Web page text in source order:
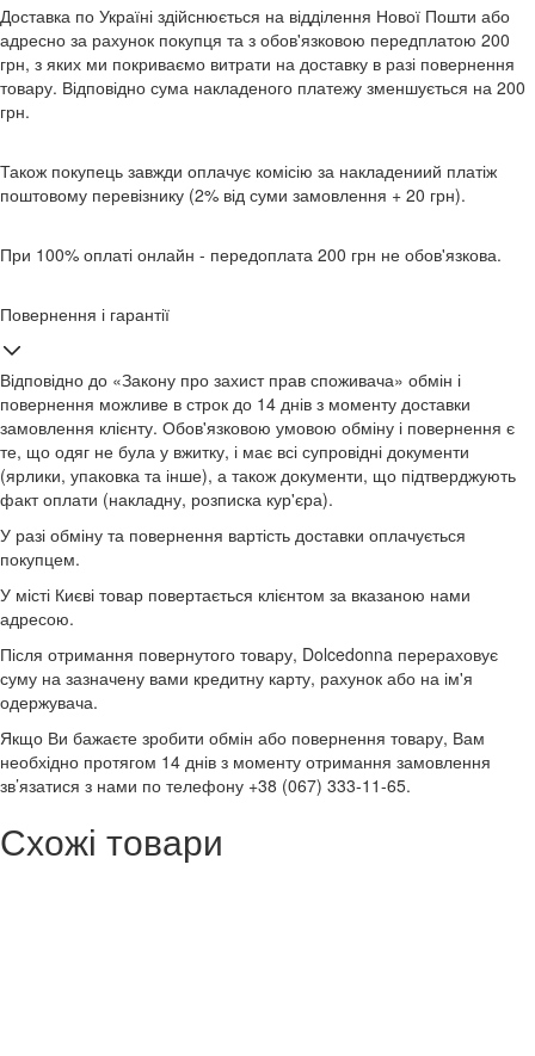
Доставка по Україні здійснюється на відділення Нової Пошти або
адресно за рахунок покупця та з обов'язковою передплатою 200
грн, з яких ми покриваємо витрати на доставку в разі повернення
товару. Відповідно сума накладеного платежу зменшується на 200
грн.
Також покупець завжди оплачує комісію за накладениий платіж
поштовому перевізнику (2% від суми замовлення + 20 грн).
При 100% оплаті онлайн - передоплата 200 грн не обов'язкова.
Повернення і гарантії
Відповідно до «Закону про захист прав споживача» обмін і
повернення можливе в строк до 14 днів з моменту доставки
замовлення клієнту. Обов'язковою умовою обміну і повернення є
те, що одяг не була у вжитку, і має всі супровідні документи
(ярлики, упаковка та інше), а також документи, що підтверджують
факт оплати (накладну, розписка кур'єра).
У разі обміну та повернення вартість доставки оплачується
покупцем.
У місті Києві товар повертається клієнтом за вказаною нами
адресою.
Після отримання повернутого товару, Dolcedonna перераховує
суму на зазначену вами кредитну карту, рахунок або на ім'я
одержувача.
Якщо Ви бажаєте зробити обмін або повернення товару, Вам
необхідно протягом 14 днів з моменту отримання замовлення
зв’язатися з нами по телефону +38 (067) 333-11-65.
Схожі товари